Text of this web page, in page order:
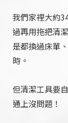
我們家裡大約
過再用拖把清
是都換過床單
時。
但清潔工具要
通上沒問題！